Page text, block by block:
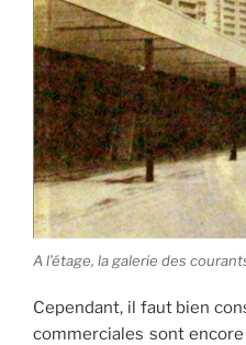
A l’étage, la galerie des
Cependant, il faut bien
commerciales sont